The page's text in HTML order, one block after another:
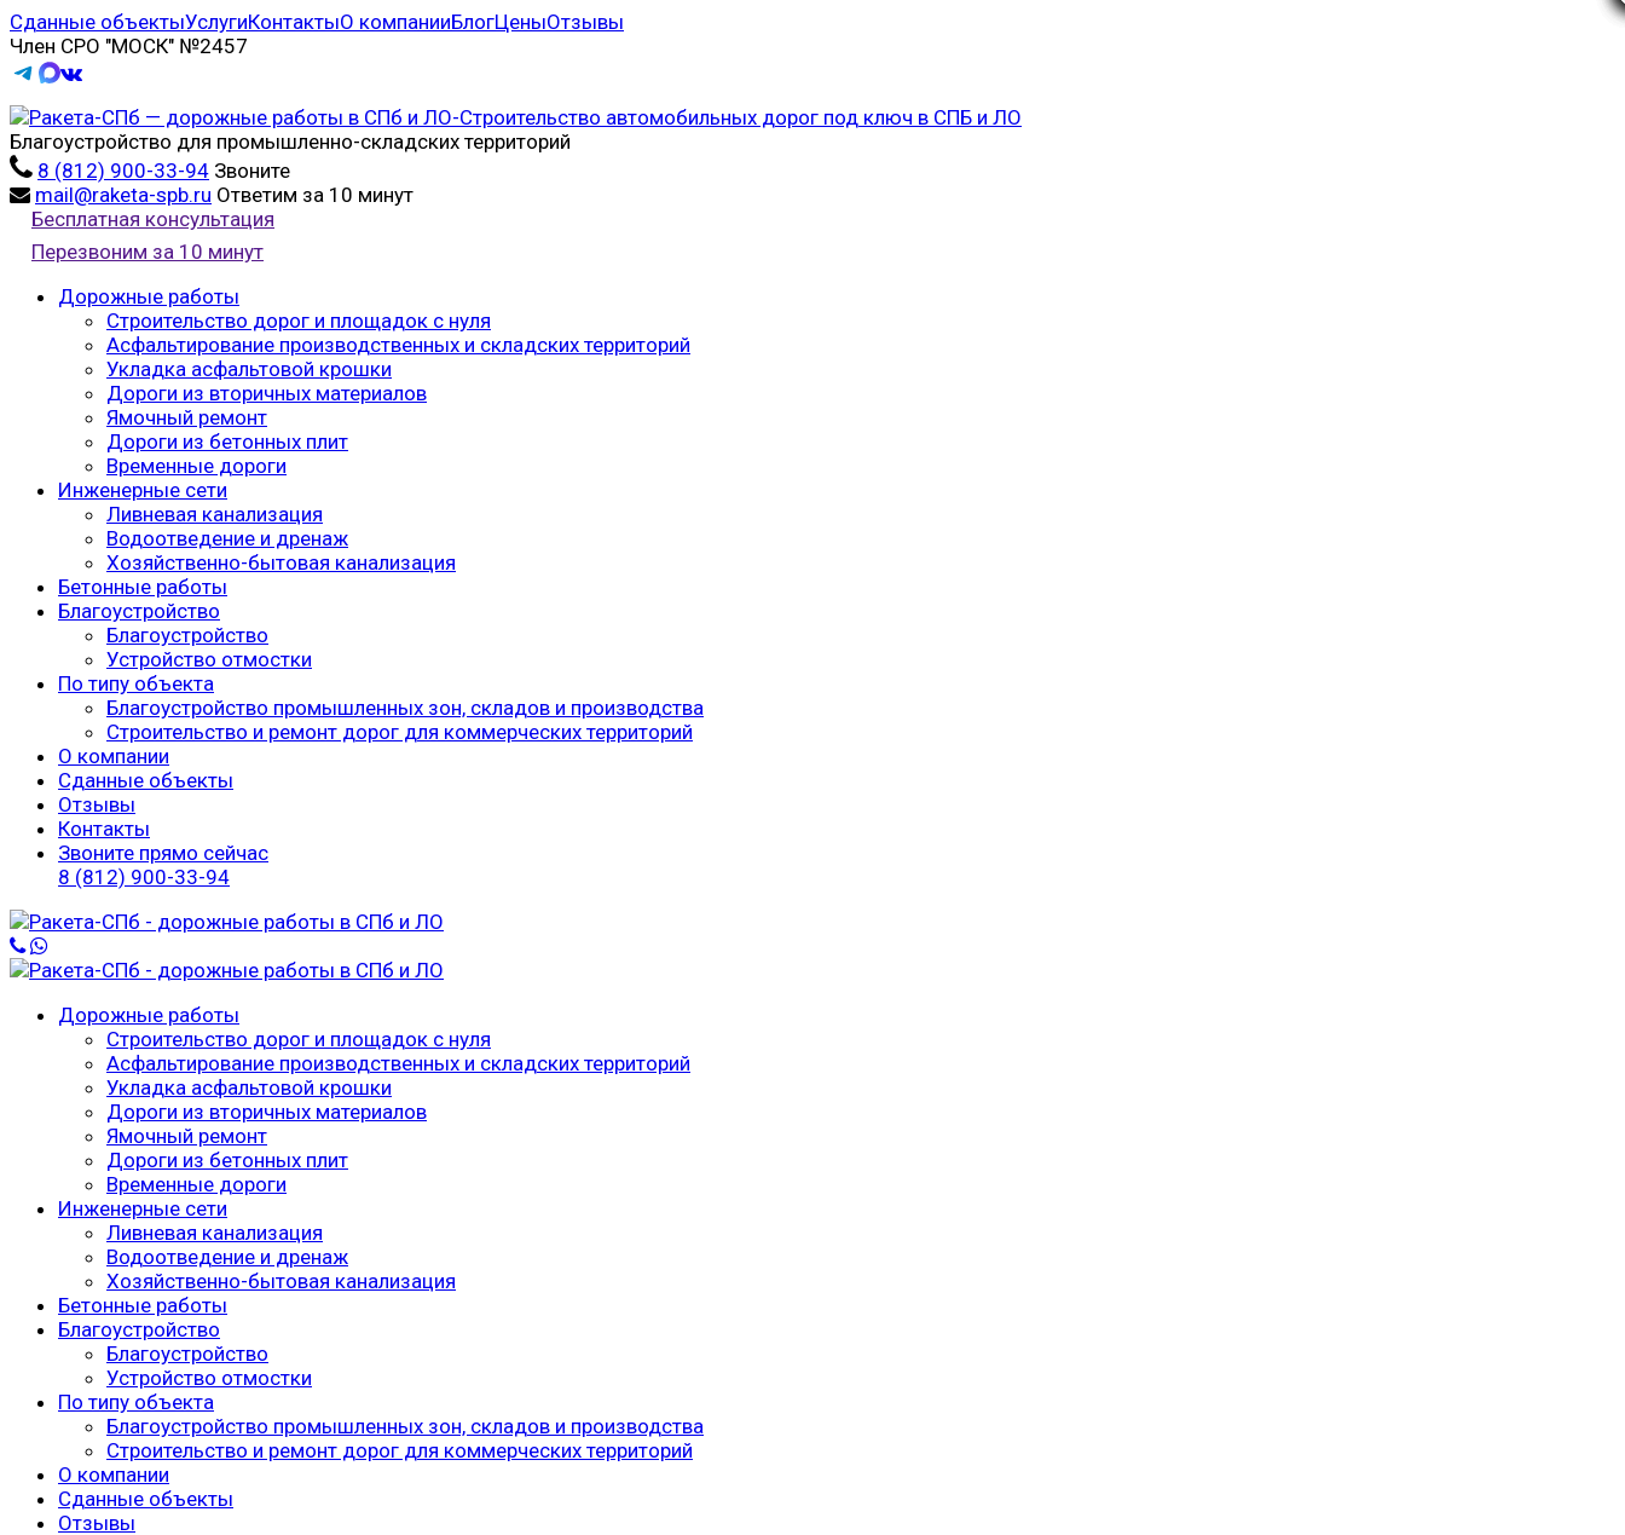
Сданные объектыУслугиКонтактыО компанииБлогЦеныОтзывы
Член СРО "МОСК" №2457
Благоустройство для промышленно-складских территорий
8 (812) 900-33-94 Звоните
mail@raketa-spb.ru Ответим за 10 минут
Бесплатная консультация
Перезвоним за 10 минут
Дорожные работы
Строительство дорог и площадок с нуля
Асфальтирование производственных и складских территорий
Укладка асфальтовой крошки
Дороги из вторичных материалов
Ямочный ремонт
Дороги из бетонных плит
Временные дороги
Инженерные сети
Ливневая канализация
Водоотведение и дренаж
Хозяйственно-бытовая канализация
Бетонные работы
Благоустройство
Благоустройство
Устройство отмостки
По типу объекта
Благоустройство промышленных зон, складов и производства
Строительство и ремонт дорог для коммерческих территорий
О компании
Сданные объекты
Отзывы
Контакты
Звоните прямо сейчас
8 (812) 900-33-94
Дорожные работы
Строительство дорог и площадок с нуля
Асфальтирование производственных и складских территорий
Укладка асфальтовой крошки
Дороги из вторичных материалов
Ямочный ремонт
Дороги из бетонных плит
Временные дороги
Инженерные сети
Ливневая канализация
Водоотведение и дренаж
Хозяйственно-бытовая канализация
Бетонные работы
Благоустройство
Благоустройство
Устройство отмостки
По типу объекта
Благоустройство промышленных зон, складов и производства
Строительство и ремонт дорог для коммерческих территорий
О компании
Сданные объекты
Отзывы